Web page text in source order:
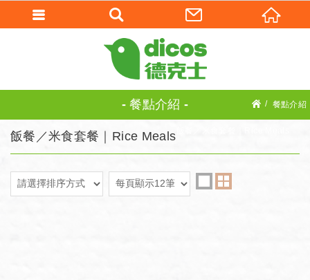
餐點介紹 餐點介紹
飯餐／米食套餐｜Rice Meals